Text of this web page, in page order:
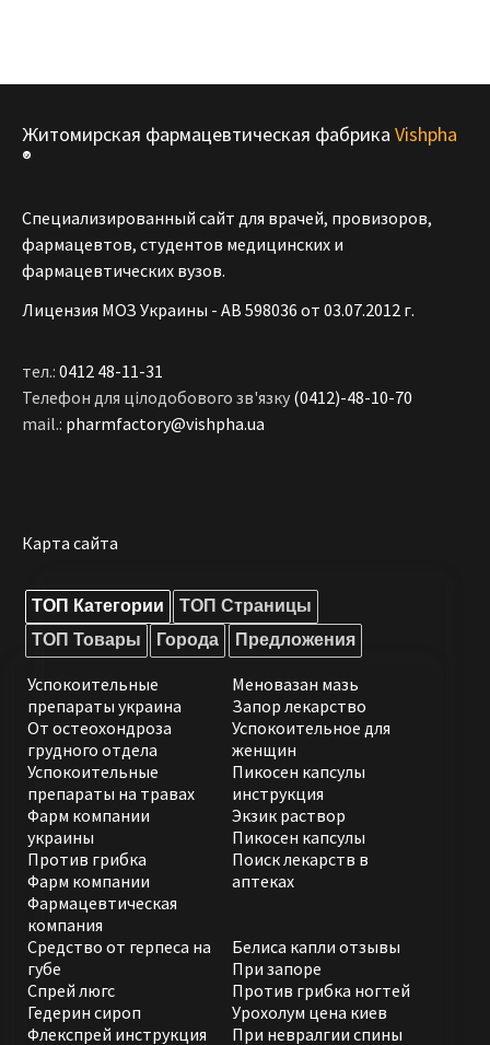
Житомирская фармацевтическая фабрика Vishpha
®
Специализированный сайт для врачей, провизоров,
фармацевтов, студентов медицинских и
фармацевтических вузов.
Лицензия МОЗ Украины - АВ 598036 от 03.07.2012 г.
тел.: 0412 48-11-31
Телефон для цілодобового зв'язку (0412)-48-10-70
mail.: pharmfactory@vishpha.ua
Карта сайта
ТОП Категории
ТОП Страницы
ТОП Товары
Города Предложения
Успокоительные
препараты украина
От остеохондроза
грудного отдела
Успокоительные
препараты на травах
Фарм компании
украины
Против грибка
Фарм компании
Фармацевтическая
компания
Меновазан мазь
Запор лекарство
Успокоительное для
женщин
Пикосен капсулы
инструкция
Экзик раствор
Пикосен капсулы
Поиск лекарств в
аптеках
Средство от герпеса на
губе
Спрей люгс
Гедерин сироп
Флекспрей инструкция
Белиса капли отзывы
При запоре
Против грибка ногтей
Урохолум цена киев
При невралгии спины